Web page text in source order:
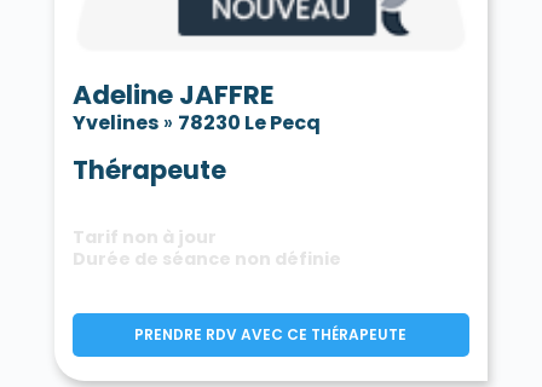
Adeline JAFFRE
Yvelines» 78230 Le Pecq
Thérapeute
Tarif non à jour
Durée de séance non définie
PRENDRE RDV AVEC CE THÉRAPEUTE